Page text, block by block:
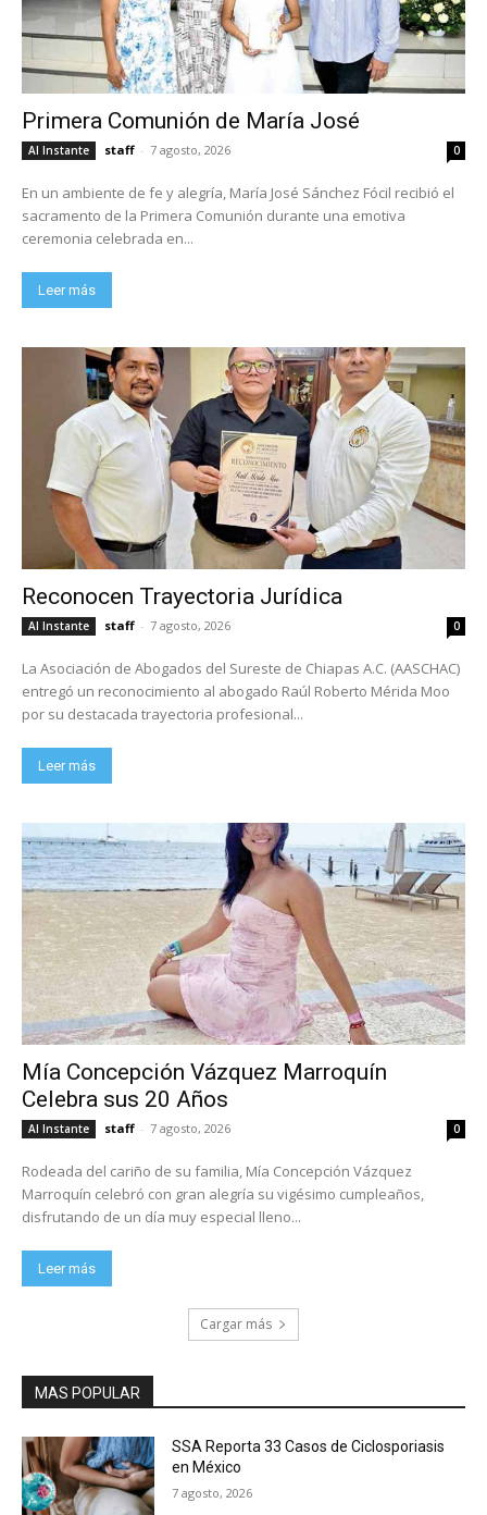
Primera Comunión de María José
Al Instante staff - 7 agosto, 2026 0
En un ambiente de fe y alegría, María José Sánchez Fócil recibió el
sacramento de la Primera Comunión durante una emotiva
ceremonia celebrada en...
Leer más
Reconocen Trayectoria Jurídica
Al Instante staff - 7 agosto, 2026 0
La Asociación de Abogados del Sureste de Chiapas A.C. (AASCHAC)
entregó un reconocimiento al abogado Raúl Roberto Mérida Moo
por su destacada trayectoria profesional...
Leer más
Mía Concepción Vázquez Marroquín
Celebra sus 20 Años
Al Instante staff - 7 agosto, 2026 0
Rodeada del cariño de su familia, Mía Concepción Vázquez
Marroquín celebró con gran alegría su vigésimo cumpleaños,
disfrutando de un día muy especial lleno...
Leer más
Cargar más
MAS POPULAR
SSA Reporta 33 Casos de Ciclosporiasis
en México
7 agosto, 2026